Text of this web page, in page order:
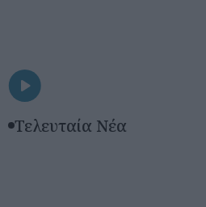
Τελευταία Νέα